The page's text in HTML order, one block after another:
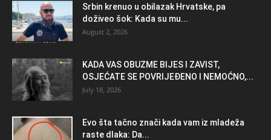
Srbin krenuo u obilazak Hrvatske, pa
doživeo šok: Kada su mu...
August 2, 2026
KADA VAS OBUZME BIJES I ZAVIST,
OSJEĆATE SE POVRIJEĐENO I NEMOĆNO,...
July 18, 2026
Evo šta tačno znači kada vam iz mladeža
raste dlaka: Da...